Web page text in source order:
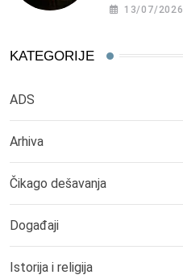
13/07/2026
KATEGORIJE
ADS
Arhiva
Čikago dešavanja
Događaji
Istorija i religija